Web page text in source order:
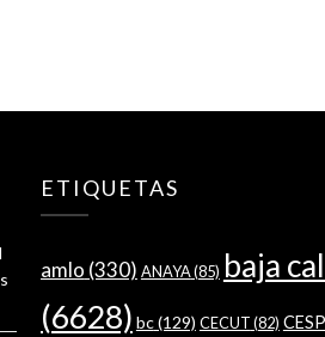
ETIQUETAS
amlo (330) ANAYA(85) baja
(6628) bc(129) CECUT(82)